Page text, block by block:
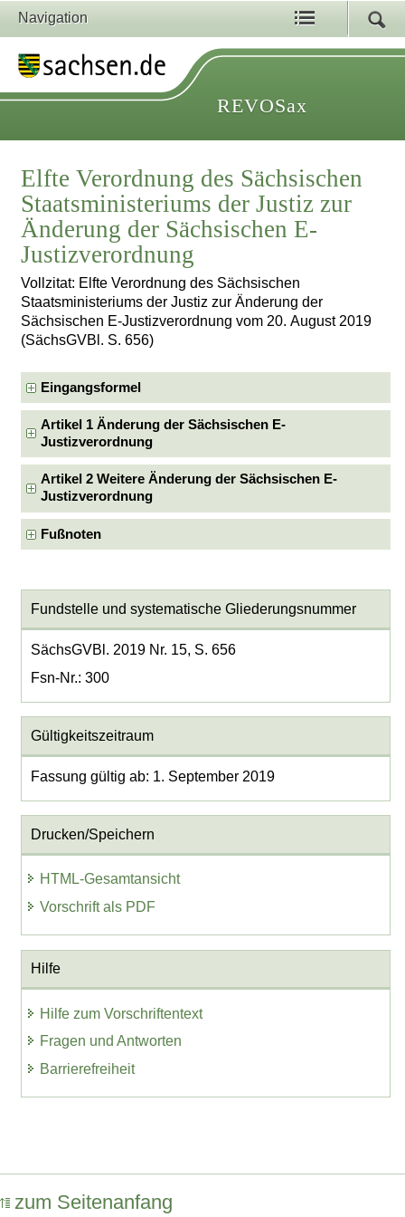
Navigation
REVOSax
Elfte Verordnung des Sächsischen
Staatsministeriums der Justiz zur
Änderung der Sächsischen E-
Justizverordnung
Vollzitat: Elfte Verordnung des Sächsischen
Staatsministeriums der Justiz zur Änderung der
Sächsischen E-Justizverordnung vom 20. August 2019
(SächsGVBl. S. 656)
Eingangsformel
Artikel 1 Änderung der Sächsischen E-
Justizverordnung
Artikel 2 Weitere Änderung der Sächsischen E-
Justizverordnung
Fußnoten
Fundstelle und systematische Gliederungsnummer
SächsGVBl. 2019 Nr. 15, S. 656
Fsn-Nr.: 300
Gültigkeitszeitraum
Fassung gültig ab: 1. September 2019
Drucken/Speichern
HTML-Gesamtansicht
Vorschrift als PDF
Hilfe
Hilfe zum Vorschriftentext
Fragen und Antworten
Barrierefreiheit
zum Seitenanfang